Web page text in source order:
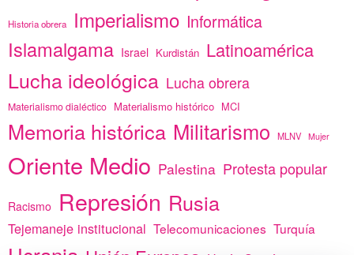
Historia obrera Imperialismo Informática
Islamalgama Israel Kurdistán Latinoamérica
Lucha ideológica Lucha obrera
Materialismo dialéctico Materialismo histórico MCI
Memoria histórica Militarismo MLNV Mujer
Oriente Medio Palestina Protesta popular
Racismo Represión Rusia
Tejemaneje institucional Telecomunicaciones Turquía